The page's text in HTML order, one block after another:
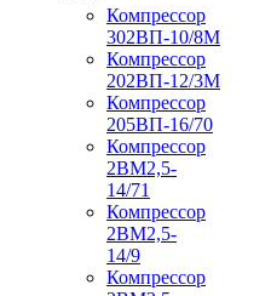
Компрессор
302ВП-10/8М
Компрессор
202ВП-12/3М
Компрессор
205ВП-16/70
Компрессор
2ВМ2,5-
14/71
Компрессор
2ВМ2,5-
14/9
Компрессор